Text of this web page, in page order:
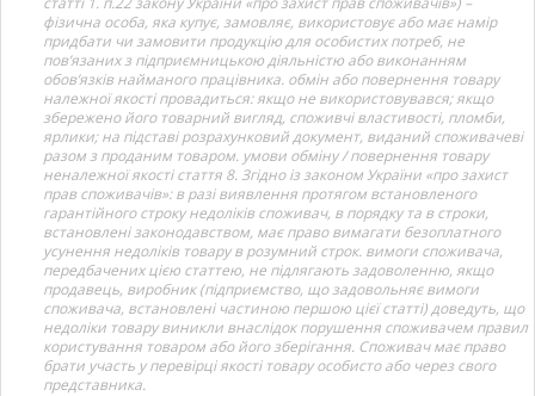
фізична особа, яка купує, замовляє, використовує або має намір
придбати чи замовити продукцію для особистих потреб, не
пов’язаних з підприємницькою діяльністю або виконанням
обов’язків найманого працівника. обмін або повернення товару
належної якості провадиться: якщо не використовувався; якщо
збережено його товарний вигляд, споживчі властивості, пломби,
ярлики; на підставі розрахунковий документ, виданий споживачеві
разом з проданим товаром. умови обміну / повернення товару
неналежної якості стаття 8. Згідно із законом України «про захист
прав споживачів»: в разі виявлення протягом встановленого
гарантійного строку недоліків споживач, в порядку та в строки,
встановлені законодавством, має право вимагати безоплатного
усунення недоліків товару в розумний строк. вимоги споживача,
передбачених цією статтею, не підлягають задоволенню, якщо
продавець, виробник (підприємство, що задовольняє вимоги
споживача, встановлені частиною першою цієї статті) доведуть, що
недоліки товару виникли внаслідок порушення споживачем правил
користування товаром або його зберігання. Споживач має право
брати участь у перевірці якості товару особисто або через свого
представника.